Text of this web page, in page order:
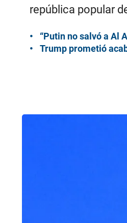
república popular
“Putin no salvó a Al
Trump prometió